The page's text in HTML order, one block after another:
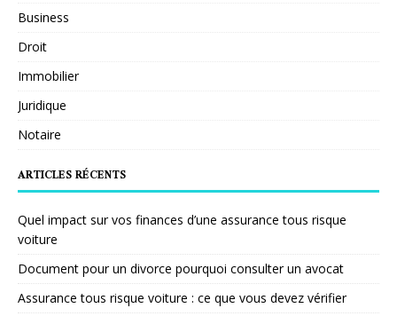
Business
Droit
Immobilier
Juridique
Notaire
ARTICLES RÉCENTS
Quel impact sur vos finances d’une assurance tous risque
voiture
Document pour un divorce pourquoi consulter un avocat
Assurance tous risque voiture : ce que vous devez vérifier